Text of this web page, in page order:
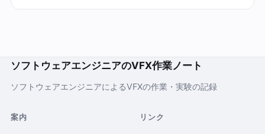
ソフトウェアエンジニアのVFX作業ノート
ソフトウェアエンジニアによるVFXの作業・実験の記録
案内 リンク